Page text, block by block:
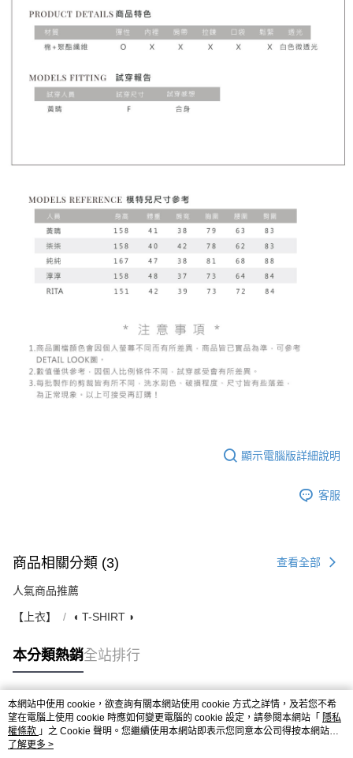
顯示電腦版詳細說明
客服
商品相關分類 (3) 查看全部
人氣商品推薦
【上衣】 ◖ T-SHIRT ◗
本分類熱銷全站排行
熱門標籤
本網站中使用 cookie，欲查詢有關本網站使用 cookie 方式之詳情，及若您不希
望在電腦上使用 cookie 時應如何變更電腦的 cookie 設定，請參閱本網站「 隱私
權條款 」之 Cookie 聲明。您繼續使用本網站即表示您同意本公司得按本網站使
用條款之 Cookie 聲明使用 cookie。
了解更多 >